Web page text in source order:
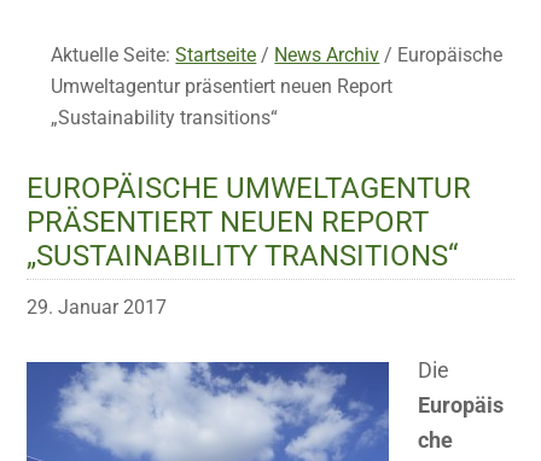
Aktuelle Seite:Startseite / News Archiv / Europäische
Umweltagentur präsentiert neuen Report
„Sustainability transitions“
EUROPÄISCHE UMWELTAGENTUR
PRÄSENTIERT NEUEN REPORT
„SUSTAINABILITY TRANSITIONS“
29. Januar 2017
Die
Europäis
che